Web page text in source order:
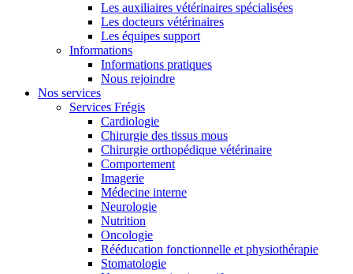
Les auxiliaires vétérinaires spécialisées
Les docteurs vétérinaires
Les équipes support
Informations
Informations pratiques
Nous rejoindre
Nos services
Services Frégis
Cardiologie
Chirurgie des tissus mous
Chirurgie orthopédique vétérinaire
Comportement
Imagerie
Médecine interne
Neurologie
Nutrition
Oncologie
Rééducation fonctionnelle et physiothérapie
Stomatologie